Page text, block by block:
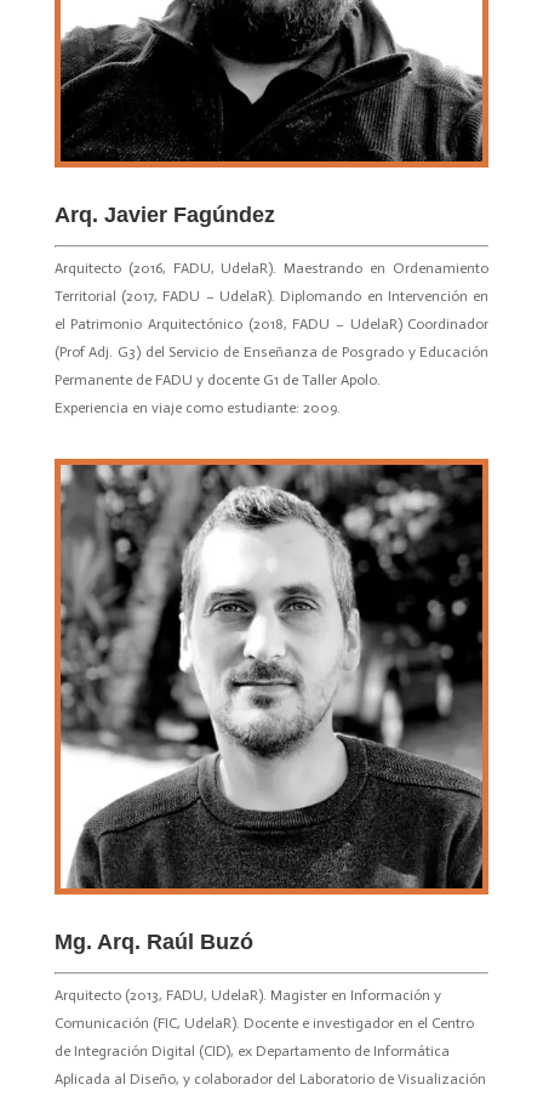
Arq. Javier Fagúndez
Arquitecto (2016, FADU, UdelaR). Maestrando en Ordenamiento
Territorial (2017, FADU – UdelaR). Diplomando en Intervención en
el Patrimonio Arquitectónico (2018, FADU – UdelaR) Coordinador
(Prof Adj. G3) del Servicio de Enseñanza de Posgrado y Educación
Permanente de FADU y docente G1 de Taller Apolo.
Experiencia en viaje como estudiante: 2009.
Mg. Arq. Raúl Buzó
Arquitecto (2013, FADU, UdelaR). Magister en Información y
Comunicación (FIC, UdelaR). Docente e investigador en el Centro
de Integración Digital (CID), ex Departamento de Informática
Aplicada al Diseño, y colaborador del Laboratorio de Visualización